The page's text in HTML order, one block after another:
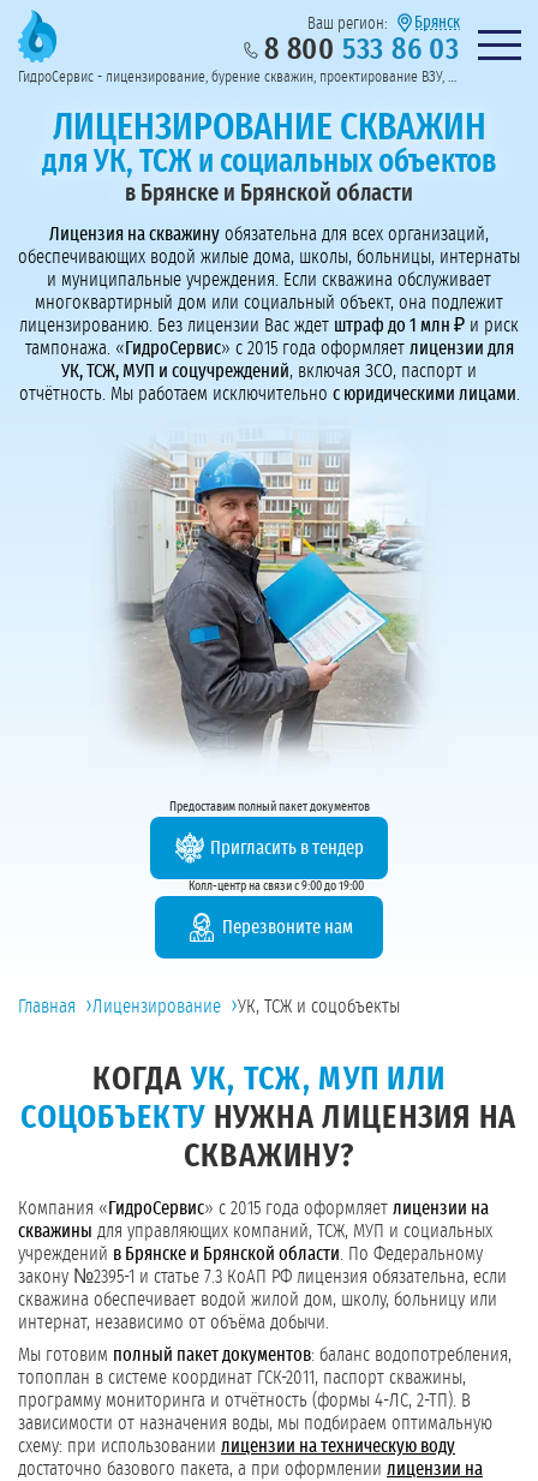
Предоставим полный пакет документов
Пригласить в тендер
Колл-центр на связи с 9:00 до 19:00
Перезвоните мне!
Ваш регион: Брянск
8 800 533 86 03 Нужна
ГидроСервис - лицензирование, бурение скважин, проектирование ВЗУ, системы водоподготовки
ЛИЦЕНЗИРОВАНИЕ СКВАЖИН
для УК, ТСЖ и социальных объектов
в Брянске и Брянской области
Лицензия на скважину обязательна для всех организаций,
обеспечивающих водой жилые дома, школы, больницы, интернаты
и муниципальные учреждения. Если скважина обслуживает
многоквартирный дом или социальный объект, она подлежит
лицензированию. Без лицензии Вас ждет штраф до 1 млн ₽ и риск
тампонажа. «ГидроСервис» с 2015 года оформляет лицензии для
УК, ТСЖ, МУП и соцучреждений, включая ЗСО, паспорт и
отчётность. Мы работаем исключительно с юридическими лицами
Предоставим полный пакет документов
Пригласить в тендер
Колл-центр на связи с 9:00 до 19:00
Перезвоните нам
Главная ›Лицензирование ›УК, ТСЖ и соцобъекты
КОГДА УК, ТСЖ, МУП ИЛИ
СОЦОБЪЕКТУ НУЖНА ЛИЦЕНЗИЯ НА
СКВАЖИНУ?
Компания «ГидроСервис» с 2015 года оформляет лицензии на
скважины для управляющих компаний, ТСЖ, МУП и социальных
учреждений в Брянске и Брянской области . По Федеральному
закону №2395-1 и статье 7.3 КоАП РФ лицензия обязательна, если
скважина обеспечивает водой жилой дом, школу, больницу или
интернат, независимо от объёма добычи.
Мы готовим полный пакет документов: баланс водопотребления,
топоплан в системе координат ГСК-2011, паспорт скважины,
программу мониторинга и отчётность (формы 4-ЛС, 2-ТП). В
зависимости от назначения воды, мы подбираем оптимальную
схему: при использовании лицензии на техническую воду
достаточно базового пакета, а при оформлении лицензии на